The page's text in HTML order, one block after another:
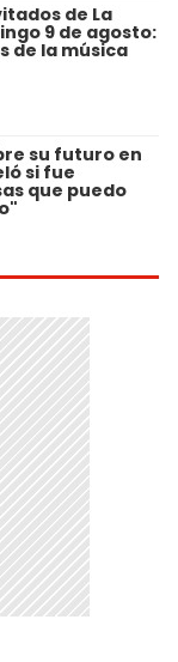
de La
9 de agosto:
de la música
su futuro en
si fue
que puedo